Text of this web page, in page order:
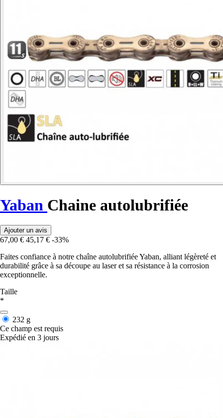
Yaban Chaine autolubrifiée
Ajouter un avis
67,00 € 45,17 € -33%
Faites confiance à notre chaîne autolubrifiée Yaban, alliant légèreté et
durabilité grâce à sa découpe au laser et sa résistance à la corrosion
exceptionnelle.
Taille
*
232 g
Ce champ est requis
Expédié en 3 jours